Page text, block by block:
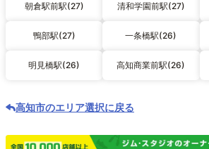
朝倉駅前駅(27) 清和学園前駅(27)
鴨部駅(27) 一条橋駅(26)
明見橋駅(26) 高知商業前駅(26)
高知市のエリア選択に戻る